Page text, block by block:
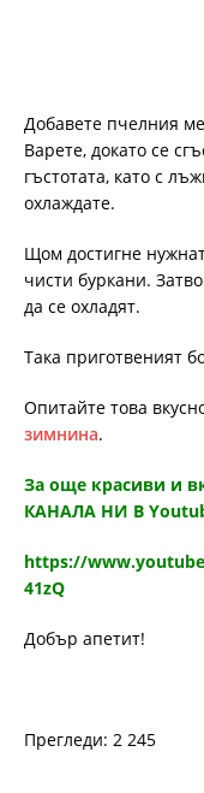
Добавете пчелния
Варете, докато се
гъстотата, като с
охлаждате.
Щом достигне
чисти буркани.
да се охладят.
Така приготвеният
Опитайте това
зимнина.
За още красиви и
КАНАЛА НИ В
https://
41zQ
Добър апетит!
Прегледи: 2 245